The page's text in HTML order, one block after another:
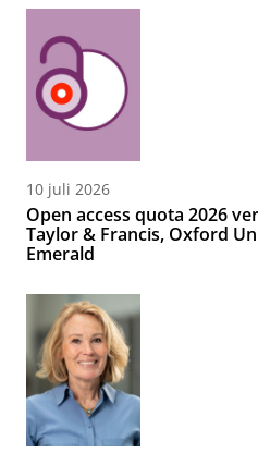
10 juli 2026
Open access quota 2026
Taylor & Francis, Oxford
Emerald